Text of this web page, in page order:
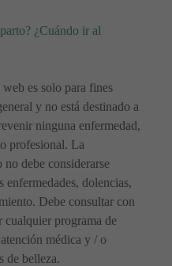
¿Cuándo ir al
es solo para fines
y no está destinado a
ninguna enfermedad,
profesional. La
debe considerarse
enfermedades, dolencias,
Debe consultar con
cualquier programa de
médica y / o
de belleza.